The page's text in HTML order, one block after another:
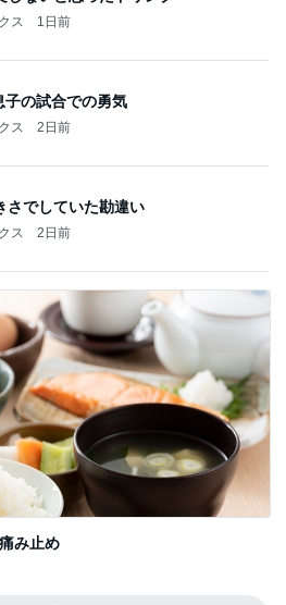
ス 1日前
子の試合での勇気
ス 2日前
さでしていた勘違い
ス 2日前
み止め